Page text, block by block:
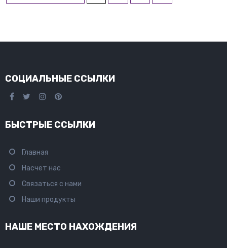
СОЦИАЛЬНЫЕ ССЫЛКИ
БЫСТРЫЕ ССЫЛКИ
Главная
Насчет нас
Связаться с нами
Наши продукты
НАШЕ МЕСТО НАХОЖДЕНИЯ